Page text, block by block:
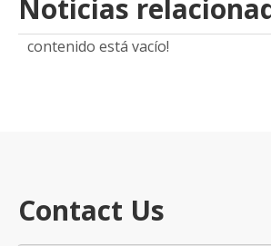
Noticias
contenido está vacío!
Contact Us